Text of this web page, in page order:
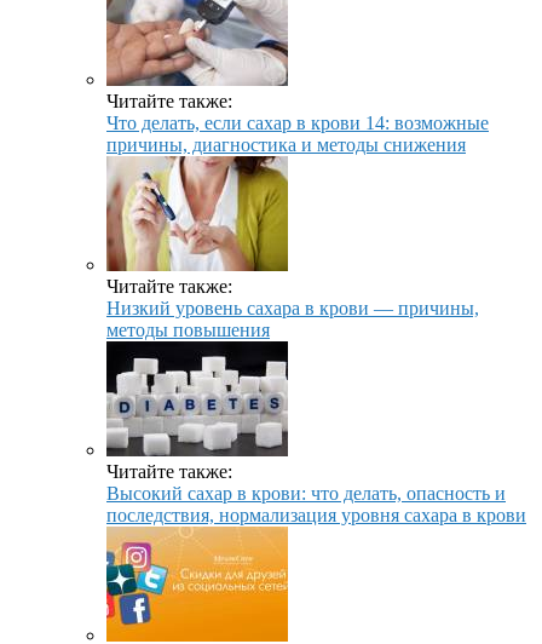
Читайте также:
Что делать, если сахар в крови 14: возможные
причины, диагностика и методы снижения
Читайте также:
Низкий уровень сахара в крови — причины,
методы повышения
Читайте также:
Высокий сахар в крови: что делать, опасность и
последствия, нормализация уровня сахара в крови